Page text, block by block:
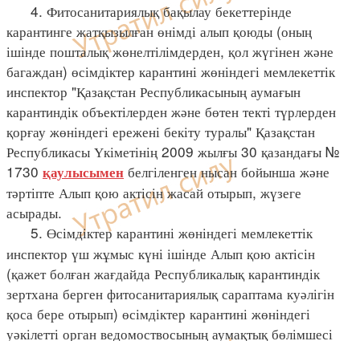
4. Фитосанитариялық бақылау бекеттерінде
карантинге жатқызылған өнімді алып қоюды (оның
ішінде пошталық жөнелтілімдерден, қол жүгінен және
багаждан) өсімдіктер карантині жөніндегі мемлекеттік
инспектор "Қазақстан Республикасының аумағын
карантиндік объектілерден және бөтен текті түрлерден
қорғау жөніндегі ережені бекіту туралы" Қазақстан
Республикасы Үкіметінің 2009 жылғы 30 қазандағы №
1730 қаулысымен белгіленген нысан бойынша және
тәртіпте Алып қою актісін жасай отырып, жүзеге
асырады.
5. Өсімдіктер карантині жөніндегі мемлекеттік
инспектор үш жұмыс күні ішінде Алып қою актісін
(қажет болған жағдайда Республикалық карантиндік
зертхана берген фитосанитариялық сараптама куәлігін
қоса бере отырып) өсімдіктер карантині жөніндегі
уәкілетті орган ведомоствосының аумақтық бөлімшесі